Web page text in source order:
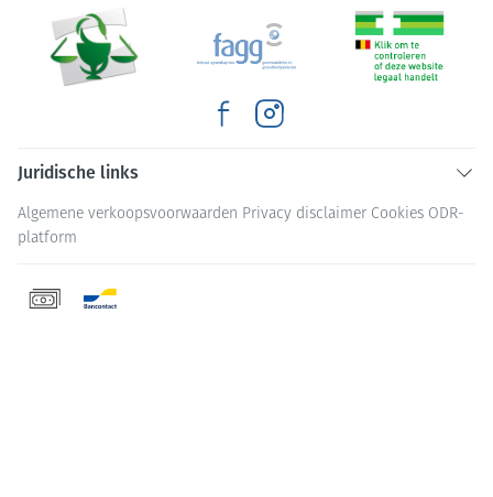
Juridische links
Algemene verkoopsvoorwaarden Privacy disclaimer Cookies ODR-
platform